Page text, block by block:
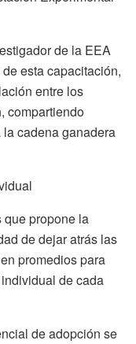
de la EEA
esta capacitación,
entre los
compartiendo
cadena ganadera
que propone la
de dejar atrás las
promedios para
de cada
de adopción se